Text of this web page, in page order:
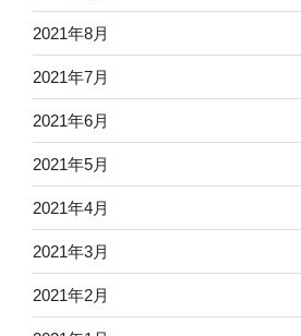
2021年8月
2021年7月
2021年6月
2021年5月
2021年4月
2021年3月
2021年2月